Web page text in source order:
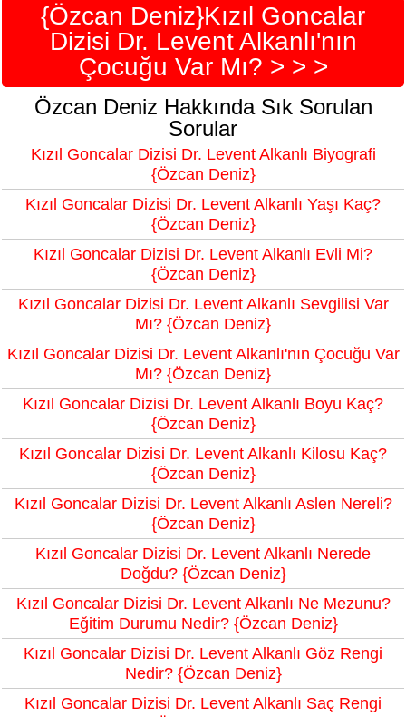
{Özcan Deniz}Kızıl Goncalar
Dizisi Dr. Levent Alkanlı'nın
Çocuğu Var Mı? > > >
Özcan Deniz Hakkında Sık Sorulan
Sorular
Kızıl Goncalar Dizisi Dr. Levent Alkanlı Biyografi
{Özcan Deniz}
Kızıl Goncalar Dizisi Dr. Levent Alkanlı Yaşı Kaç?
{Özcan Deniz}
Kızıl Goncalar Dizisi Dr. Levent Alkanlı Evli Mi?
{Özcan Deniz}
Kızıl Goncalar Dizisi Dr. Levent Alkanlı Sevgilisi Var
Mı? {Özcan Deniz}
Kızıl Goncalar Dizisi Dr. Levent Alkanlı'nın Çocuğu Var
Mı? {Özcan Deniz}
Kızıl Goncalar Dizisi Dr. Levent Alkanlı Boyu Kaç?
{Özcan Deniz}
Kızıl Goncalar Dizisi Dr. Levent Alkanlı Kilosu Kaç?
{Özcan Deniz}
Kızıl Goncalar Dizisi Dr. Levent Alkanlı Aslen Nereli?
{Özcan Deniz}
Kızıl Goncalar Dizisi Dr. Levent Alkanlı Nerede
Doğdu? {Özcan Deniz}
Kızıl Goncalar Dizisi Dr. Levent Alkanlı Ne Mezunu?
Eğitim Durumu Nedir? {Özcan Deniz}
Kızıl Goncalar Dizisi Dr. Levent Alkanlı Göz Rengi
Nedir? {Özcan Deniz}
Kızıl Goncalar Dizisi Dr. Levent Alkanlı Saç Rengi